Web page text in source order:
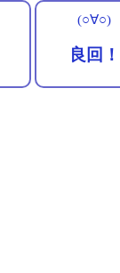
(○∀○)
良回！